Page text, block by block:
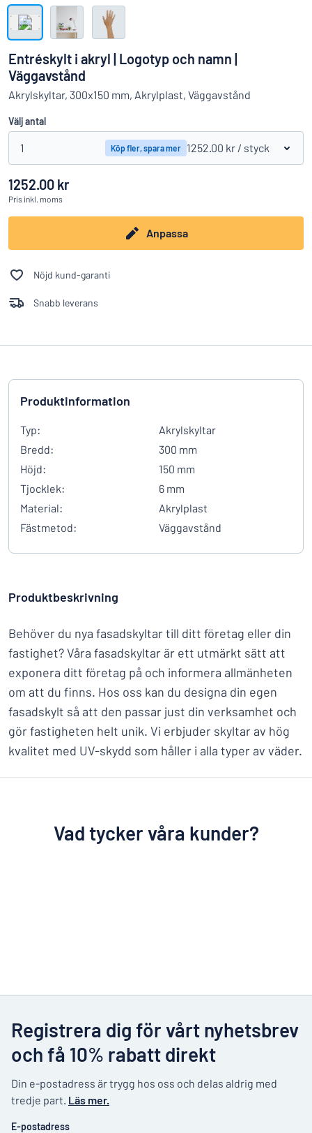
Hittar du inte det du söker?
Visa alla kategorier
Logga
in
Företag
Entréskylt i akryl | Logotyp och namn |
Väggavstånd
Akrylskyltar, 300x150 mm, Akrylplast, Väggavstånd
Välj antal
1 Köp fler, spara mer 1252.00 kr / styck
1252.00 kr
Pris inkl. moms
Anpassa
Nöjd kund-garanti
Snabb leverans
Produktinformation
Typ:
Akrylskyltar
Bredd:
300 mm
Höjd:
150 mm
Tjocklek:
6 mm
Material:
Akrylplast
Fästmetod:
Väggavstånd
Produktbeskrivning
Behöver du nya fasadskyltar till ditt företag eller din
fastighet? Våra fasadskyltar är ett utmärkt sätt att
exponera ditt företag på och informera allmänheten
om att du finns. Hos oss kan du designa din egen
fasadskylt så att den passar just din verksamhet och
gör fastigheten helt unik. Vi erbjuder skyltar av hög
kvalitet med UV-skydd som håller i alla typer av väder.
Vad tycker våra kunder?
Registrera dig för vårt nyhetsbrev
och få 10% rabatt direkt
Din e-postadress är trygg hos oss och delas aldrig med
tredje part. Läs mer.
E-postadress